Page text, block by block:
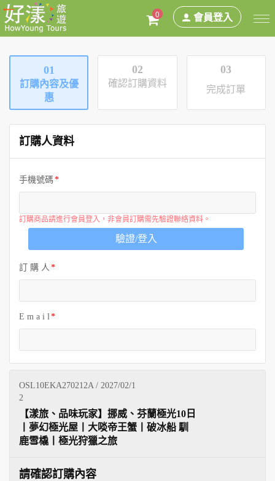
0 會員登入
01
訂購內容及優
惠
02
確認訂購資料
03
完成訂單
訂購人資料
手機號碼
訂購商品請進行會員登入，非會員訂購需先驗證聯絡資料。
驗證/登入
訂 購 人
E m a i l
OSL10EKA270212A / 2027/02/1
2
【漾旅、品味玩家】挪威、芬蘭極光10日
丨夢幻極光屋丨大啖帝王蟹丨破冰船 馴
鹿雪橇丨極光狩獵之旅
請確認訂購內容